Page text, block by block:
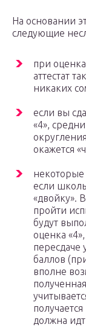
На основании
следующие
при
аттестат
никаких
если вы
«4»,
окажется
некоторые
если
«двойку».
пройти
будут
оценка
пересдаче
баллов
вполне
должна